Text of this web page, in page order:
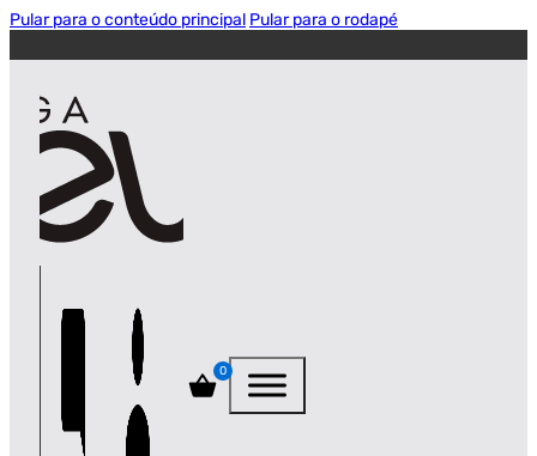
Pular para o conteúdo principal Pular para o rodapé
0